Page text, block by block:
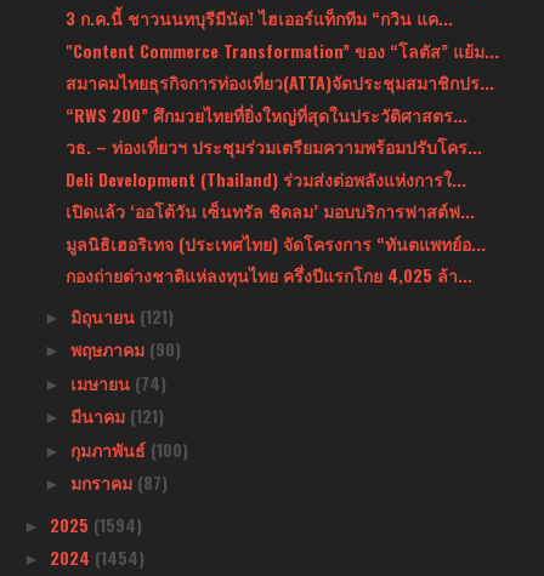
3 ก.ค.นี้ ชาวนนทบุรีมีนัด! ไฮเออร์แท็กทีม “กวิน แค...
"Content Commerce Transformation” ของ “โลตัส” แย้ม...
สมาคมไทยธุรกิจการท่องเที่ยว(ATTA)จัดประชุมสมาชิกปร...
“RWS 200” ศึกมวยไทยที่ยิ่งใหญ่ที่สุดในประวัติศาสตร...
วธ. – ท่องเที่ยวฯ ประชุมร่วมเตรียมความพร้อมปรับโคร...
Deli Development (Thailand) ร่วมส่งต่อพลังแห่งการใ...
เปิดแล้ว ‘ออโต้วัน เซ็นทรัล ชิดลม’ มอบบริการฟาสต์ฟ...
มูลนิธิเฮอริเทจ (ประเทศไทย) จัดโครงการ “ทันตแพทย์อ...
กองถ่ายต่างชาติแห่ลงทุนไทย ครึ่งปีแรกโกย 4,025 ล้า...
► มิถุนายน (121)
► พฤษภาคม (90)
► เมษายน (74)
► มีนาคม (121)
► กุมภาพันธ์ (100)
► มกราคม (87)
► 2025 (1594)
► 2024 (1454)